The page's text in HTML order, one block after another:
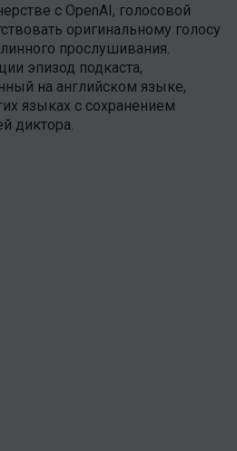
с OpenAI, голосовой
оригинальному голосу
прослушивания.
эпизод подкаста,
на английском языке,
языках с сохранением
диктора.